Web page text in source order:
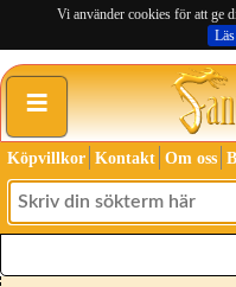
Vi använder cookies för att ge
≡
Köpvillkor Kontakt Om oss